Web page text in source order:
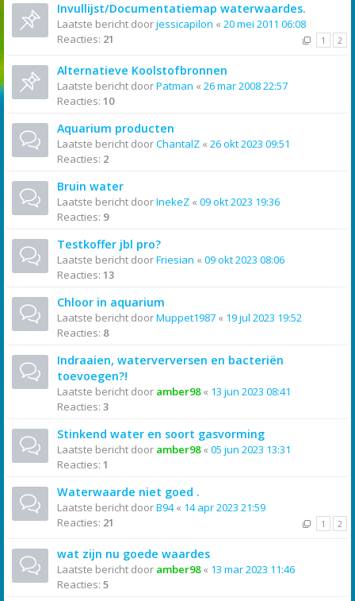
Invullijst/Documentatiemap waterwaardes.
Laatste bericht doorjessicapilon « 20 mei 2011 06:08
Reacties: 21 1 2
Alternatieve Koolstofbronnen
Laatste bericht doorPatman « 26 mar 2008 22:57
Reacties: 10
Aquarium producten
Laatste bericht doorChantalZ « 26 okt 2023 09:51
Reacties: 2
Bruin water
Laatste bericht doorInekeZ « 09 okt 2023 19:36
Reacties: 9
Testkoffer jbl pro?
Laatste bericht doorFriesian « 09 okt 2023 08:06
Reacties: 13
Chloor in aquarium
Laatste bericht doorMuppet1987 « 19 jul 2023 19:52
Reacties: 8
Indraaien, waterverversen en bacteriën
toevoegen?!
Laatste bericht door amber98« 13 jun 2023 08:41
Reacties: 3
Stinkend water en soort gasvorming
Laatste bericht door amber98« 05 jun 2023 13:31
Reacties: 1
Waterwaarde niet goed .
Laatste bericht doorB94« 14 apr 2023 21:59
Reacties: 21 1 2
wat zijn nu goede waardes
Laatste bericht door amber98« 13 mar 2023 11:46
Reacties: 5